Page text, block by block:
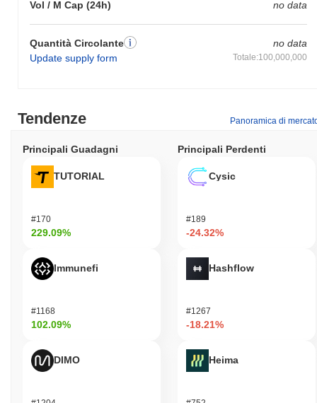
Vol / M Cap (24h) no data
Quantità Circolante
Update supply form
no data
Totale:100,000,000
Tendenze Panoramica di
Principali Guadagni
TUTORIAL
#170
229.09%
Immunefi
#1168
102.09%
DIMO
Principali Perdenti
Cysic
#189
-24.32%
Hashflow
#1267
-18.21%
Heima